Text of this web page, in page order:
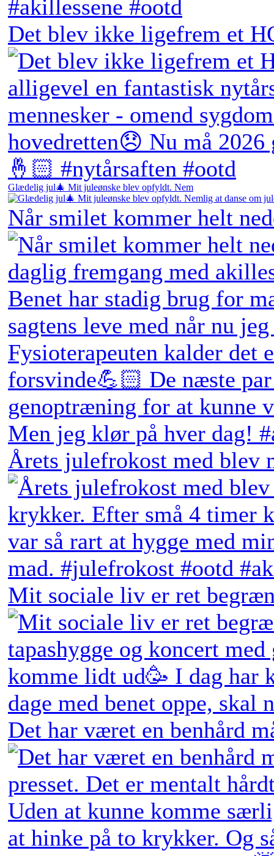
Det blev ikke ligefrem et
Glædelig jul🎄 Mit juleønske blev opfyldt. Nem
Når smilet kommer helt
Årets julefrokost med blev
Mit sociale liv er ret
Det har været en benhård